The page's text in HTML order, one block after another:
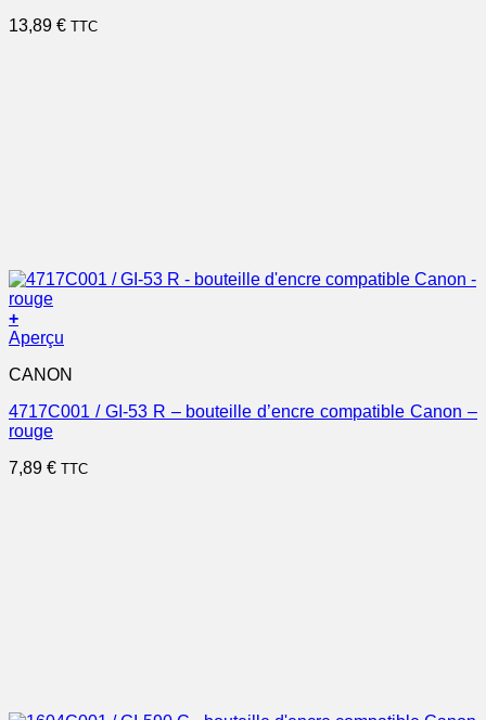
13,89 € TTC
+
Aperçu
CANON
4717C001 / GI-53 R – bouteille d’encre compatible Canon –
rouge
7,89 € TTC